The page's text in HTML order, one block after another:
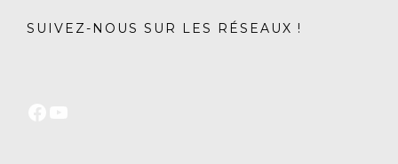
SUIVEZ-NOUS SUR LES RÉSEAUX !